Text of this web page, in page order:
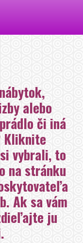
alebo
či iná
Kliknite
vybrali, to
na stránku
Ak sa vám
ju